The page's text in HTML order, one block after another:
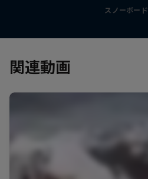
スノーボード
関連動画